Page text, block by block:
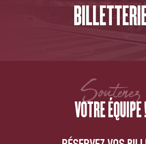
Soutenez
VOTRE